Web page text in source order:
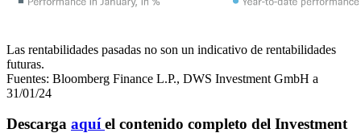
Las rentabilidades pasadas no son un indicativo de rentabilidades
futuras.
Fuentes: Bloomberg Finance L.P., DWS Investment GmbH a
31/01/24
Descarga aquí el contenido completo del Investment